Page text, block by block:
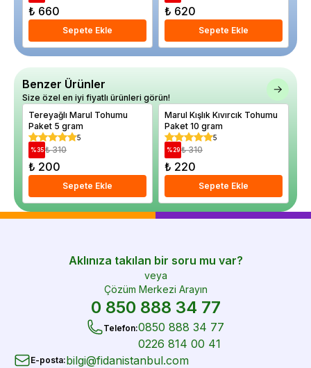
₺ 660
Sepete Ekle
₺ 620
Sepete Ekle
Benzer Ürünler
Size özel en iyi fiyatlı ürünleri görün!
Tereyağlı Marul Tohumu
Paket 5 gram
5
%35 ₺ 310
₺ 200
Sepete Ekle
Marul Kışlık Kıvırcık Tohumu
Paket 10 gram
5
%29 ₺ 310
₺ 220
Sepete Ekle
Aklınıza takılan bir soru mu var?
veya
Çözüm Merkezi Arayın
0 850 888 34 77
Telefon:0850 888 34 77
0226 814 00 41
E-posta:bilgi@fidanistanbul.com